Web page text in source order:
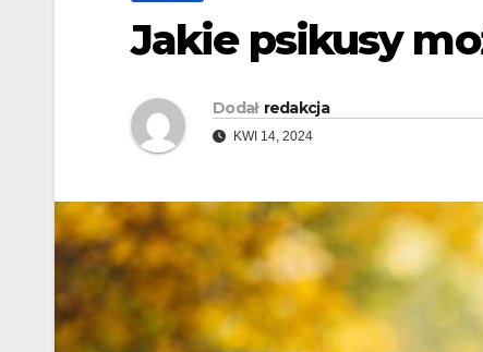
Jakie psikusy
Dodał redakcja
KWI 14, 2024